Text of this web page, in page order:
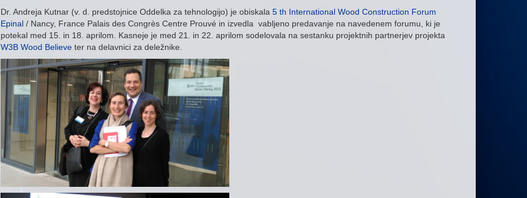
Dr. Andreja Kutnar (v. d. predstojnice Oddelka za tehnologijo) je obiskala 5 th International Wood Construction Forum
Epinal / Nancy, France Palais des Congrès Centre Prouvé in izvedla vabljeno predavanje na navedenem forumu, ki je
potekal med 15. in 18. aprilom. Kasneje je med 21. in 22. aprilom sodelovala na sestanku projektnih partnerjev projekta
W3B Wood Believe ter na delavnici za deležnike.